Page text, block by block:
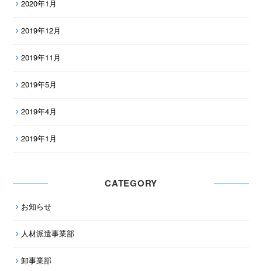
2020年1月
2019年12月
2019年11月
2019年5月
2019年4月
2019年1月
CATEGORY
お知らせ
人材派遣事業部
卸事業部